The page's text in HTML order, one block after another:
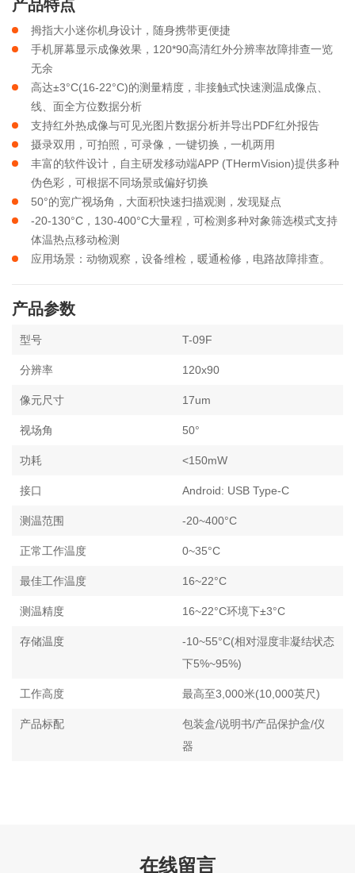
产品特点
拇指大小迷你机身设计，随身携带更便捷
手机屏幕显示成像效果，120*90高清红外分辨率故障排查一览
无余
高达±3°C(16-22°C)的测量精度，非接触式快速测温成像点、
线、面全方位数据分析
支持红外热成像与可见光图片数据分析并导出PDF红外报告
摄录双用，可拍照，可录像，一键切换，一机两用
丰富的软件设计，自主研发移动端APP (THermVision)提供多种
伪色彩，可根据不同场景或偏好切换
50°的宽广视场角，大面积快速扫描观测，发现疑点
-20-130°C，130-400°C大量程，可检测多种对象筛选模式支持
体温热点移动检测
应用场景：动物观察，设备维检，暖通检修，电路故障排查。
产品参数
型号 T-09F
分辨率 120x90
像元尺寸 17um
视场角 50°
功耗 <150mW
接口 Android: USB Type-C
测温范围 -20~400°C
正常工作温度 0~35°C
最佳工作温度 16~22°C
测温精度 16~22°C环境下±3°C
存储温度
-10~55°C(相对湿度非凝结状态
下5%~95%)
工作高度 最高至3,000米(10,000英尺)
产品标配
包装盒/说明书/产品保护盒/仪
器
在线留言